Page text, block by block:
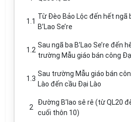
1.1
Từ Đèo Bảo Lộc đến hết ngã
B’Lao Se’re
1.2
Sau ngã ba B’Lao Se’re đến
trường Mẫu giáo bán công
1.3
Sau trường Mẫu giáo bán
Lào đến cầu Đại Lào
2
Đường B’lao sê rê (từ QL20
cuối thôn 10)